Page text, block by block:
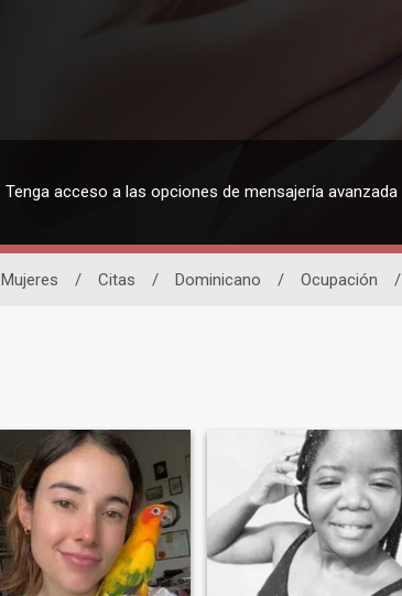
Tenga acceso a las opciones de mensajería avanzada
Mujeres / Citas / Dominicano / Ocupación /